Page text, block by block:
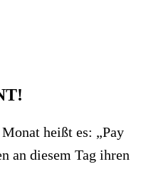
heißt es: „Pay
an diesem Tag ihren